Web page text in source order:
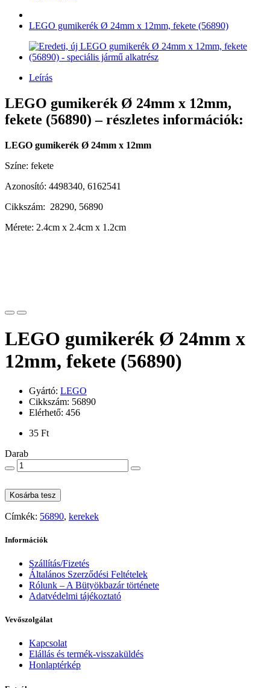
LEGO gumikerék Ø 24mm x 12mm, fekete (56890)
Leírás
LEGO gumikerék Ø 24mm x 12mm,
fekete (56890) – részletes információk:
LEGO gumikerék Ø 24mm x 12mm
Színe: fekete
Azonosító: 4498340, 6162541
Cikkszám: 28290, 56890
Mérete: 2.4cm x 2.4cm x 1.2cm
LEGO gumikerék Ø 24mm x
12mm, fekete (56890)
Gyártó: LEGO
Cikkszám: 56890
Elérhető: 456
35 Ft
Darab
Kosárba tesz
Címkék: 56890, kerekek
Információk
Szállítás/Fizetés
Általános Szerződési Feltételek
Rólunk – A Bütyökbazár története
Adatvédelmi tájékoztató
Vevőszolgálat
Kapcsolat
Elállás és termék-visszaküldés
Honlaptérkép